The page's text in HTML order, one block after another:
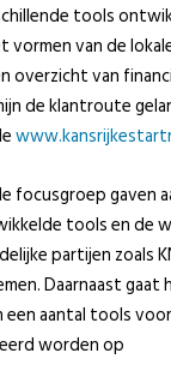
tools
van de
overzicht van
de klantroute
www
focusgroep gaven
tools en de
partijen zoals
Daarnaast gaat
aantal tools
worden op